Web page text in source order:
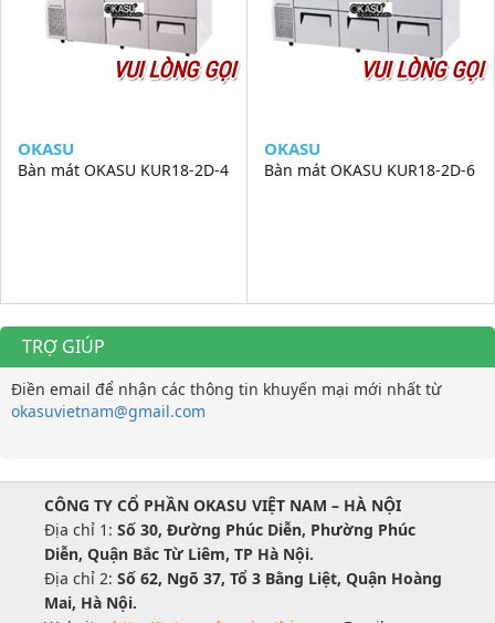
VUI LÒNG GỌI
OKASU
Bàn mát OKASU KUR18-2D-4
VUI LÒNG GỌI
OKASU
Bàn mát OKASU KUR18-2D-6
TRỢ GIÚP
Điền email để nhận các thông tin khuyến mại mới nhất từ
okasuvietnam@gmail.com
CÔNG TY CỔ PHẦN OKASU VIỆT NAM – HÀ NỘI
Địa chỉ 1: Số 30, Đường Phúc Diễn, Phường Phúc
Diễn, Quận Bắc Từ Liêm, TP Hà Nội.
Địa chỉ 2: Số 62, Ngõ 37, Tổ 3 Bằng Liệt, Quận Hoàng
Mai, Hà Nội.